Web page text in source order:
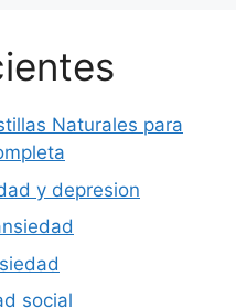
Naturales para
y depresion
social